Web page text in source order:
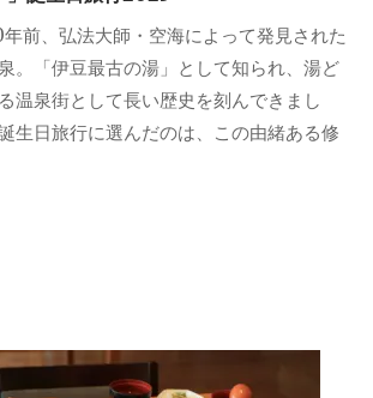
前、弘法大師・空海によって発見された
。「伊豆最古の湯」として知られ、湯ど
温泉街として長い歴史を刻んできまし
生日旅行に選んだのは、この由緒ある修